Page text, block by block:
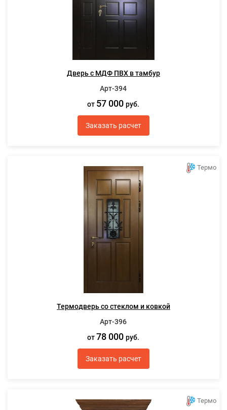
Дверь с МДФ ПВХ в тамбур
Арт-394
от 57 000руб.
Заказать расчет
Термо
Термодверь со стеклом и ковкой
Арт-396
от 78 000руб.
Заказать расчет
Термо